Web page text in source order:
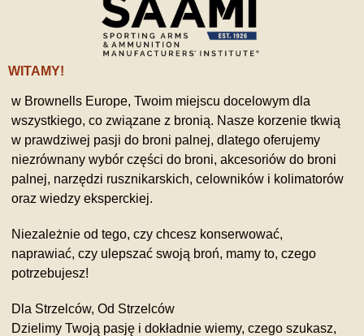
WITAMY!
w Brownells Europe, Twoim miejscu docelowym dla
wszystkiego, co związane z bronią. Nasze korzenie tkwią
w prawdziwej pasji do broni palnej, dlatego oferujemy
niezrównany wybór części do broni, akcesoriów do broni
palnej, narzędzi rusznikarskich, celowników i kolimatorów
oraz wiedzy eksperckiej.
Niezależnie od tego, czy chcesz konserwować,
naprawiać, czy ulepszać swoją broń, mamy to, czego
potrzebujesz!
Dla Strzelców, Od Strzelców
Dzielimy Twoją pasję i dokładnie wiemy, czego szukasz,